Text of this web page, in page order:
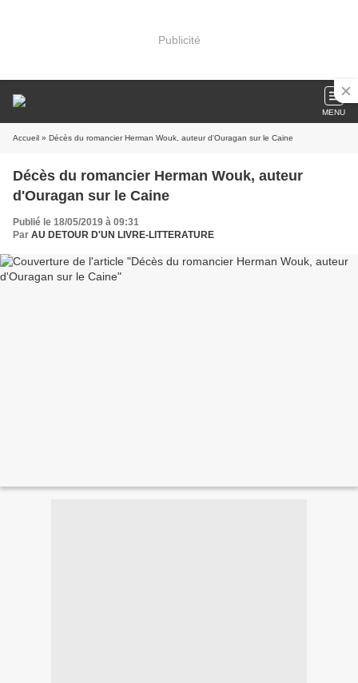
Publicité
MENU
Accueil » Décès du romancier Herman Wouk, auteur d'Ouragan sur le Caine
Décès du romancier Herman Wouk, auteur
d'Ouragan sur le Caine
Publié le 18/05/2019 à 09:31
Par AU DETOUR D'UN LIVRE-LITTERATURE